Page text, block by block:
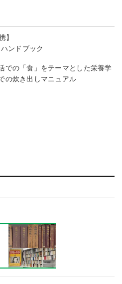
】
ンドブック
での「食」をテーマとした栄養学
の炊き出しマニュアル